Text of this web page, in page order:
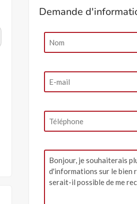
Demande